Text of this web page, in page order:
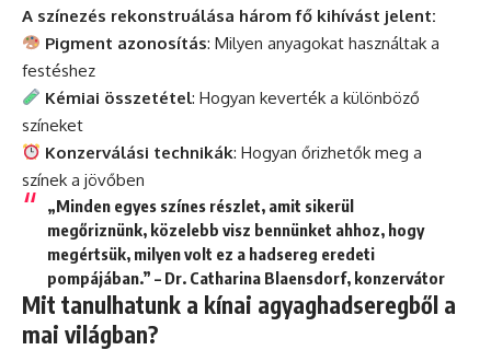
A színezés rekonstruálása három fő kihívást jelent:
Pigment azonosítás: Milyen anyagokat használtak a
festéshez
Kémiai összetétel: Hogyan keverték a különböző
színeket
Konzerválási technikák: Hogyan őrizhetők meg a
színek a jövőben
„Minden egyes színes részlet, amit sikerül
megőriznünk, közelebb visz bennünket ahhoz, hogy
megértsük, milyen volt ez a hadsereg eredeti
pompájában.” – Dr. Catharina Blaensdorf, konzervátor
Mit tanulhatunk a kínai agyaghadseregből a
mai világban?